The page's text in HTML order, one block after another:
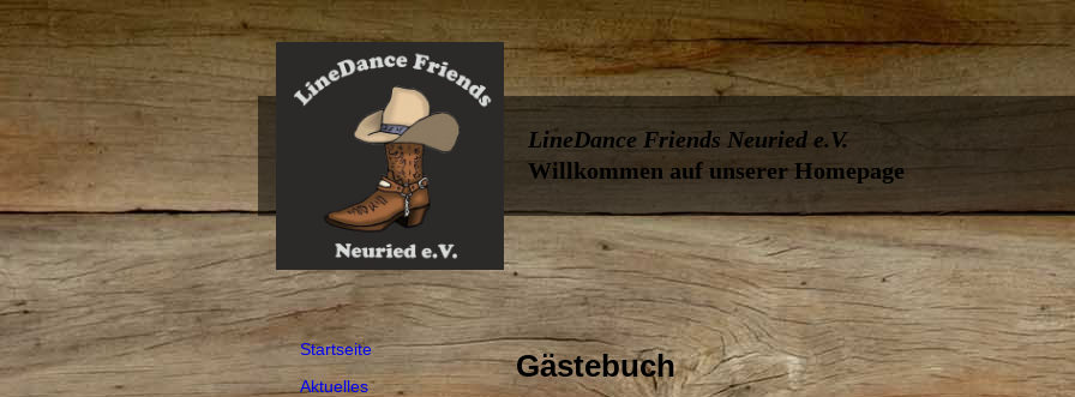
LineDance Friends Neuried e.V.
Willkommen auf unserer Homepage
Startseite
Aktuelles
Gästebuch